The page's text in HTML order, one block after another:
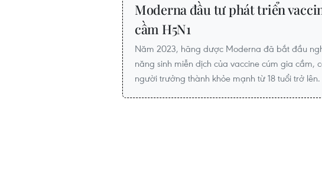
Moderna đầu tư phát triển
cầm H5N1
Năm 2023, hãng dược Moderna đã bắt đầu
năng sinh miễn dịch của vaccine cúm gia cầm,
người trưởng thành khỏe mạnh từ 18 tuổi trở lên.